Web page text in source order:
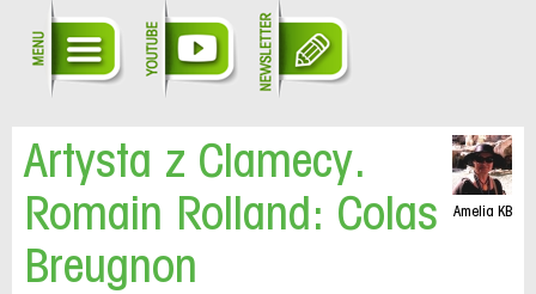
Amelia KB
Artysta z Clamecy.
Romain Rolland: Colas
Breugnon